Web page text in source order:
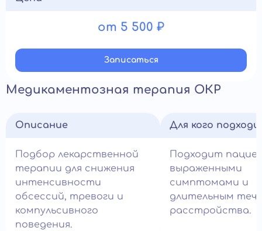
от 5 500 ₽
Записатьcя
Медикаментозная терапия ОКР
Описание
Подбор лекарственной
терапии для снижения
интенсивности
обсессий, тревоги и
компульсивного
поведения.
Для кого
Подходит
выраженными
симптомами и
длительным
расстройства.